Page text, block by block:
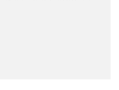
Clown da im